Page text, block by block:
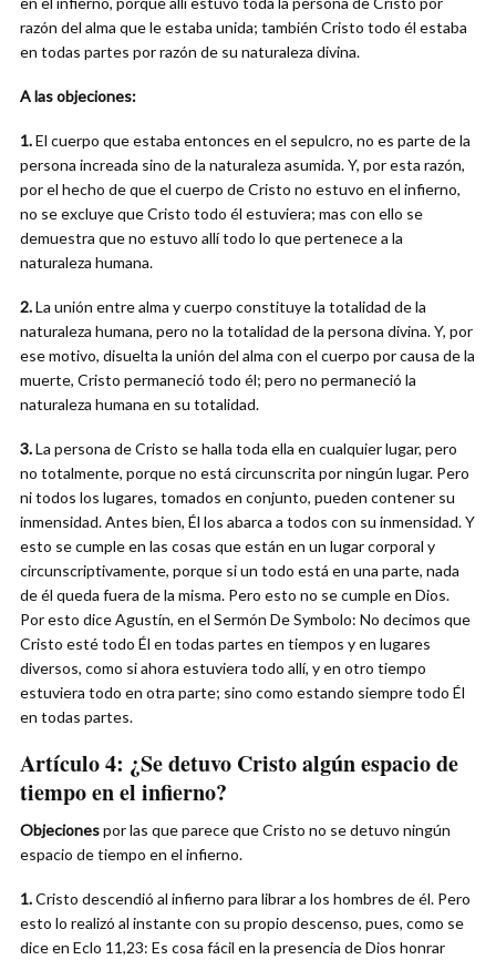
razón del alma que le estaba unida; también Cristo todo él estaba
en todas partes por razón de su naturaleza divina.
A las objeciones:
1.El cuerpo que estaba entonces en el sepulcro, no es parte de la
persona increada sino de la naturaleza asumida. Y, por esta razón,
por el hecho de que el cuerpo de Cristo no estuvo en el infierno,
no se excluye que Cristo todo él estuviera; mas con ello se
demuestra que no estuvo allí todo lo que pertenece a la
naturaleza humana.
2.La unión entre alma y cuerpo constituye la totalidad de la
naturaleza humana, pero no la totalidad de la persona divina. Y, por
ese motivo, disuelta la unión del alma con el cuerpo por causa de la
muerte, Cristo permaneció todo él; pero no permaneció la
naturaleza humana en su totalidad.
3.La persona de Cristo se halla toda ella en cualquier lugar, pero
no totalmente, porque no está circunscrita por ningún lugar. Pero
ni todos los lugares, tomados en conjunto, pueden contener su
inmensidad. Antes bien, Él los abarca a todos con su inmensidad. Y
esto se cumple en las cosas que están en un lugar corporal y
circunscriptivamente, porque si un todo está en una parte, nada
de él queda fuera de la misma. Pero esto no se cumple en Dios.
Por esto dice Agustín, en el Sermón De Symbolo: No decimos que
Cristo esté todo Él en todas partes en tiempos y en lugares
diversos, como si ahora estuviera todo allí, y en otro tiempo
estuviera todo en otra parte; sino como estando siempre todo Él
en todas partes.
Artículo 4: ¿Se detuvo Cristo algún espacio de
tiempo en el infierno?
Objecionespor las que parece que Cristo no se detuvo ningún
espacio de tiempo en el infierno.
1.Cristo descendió al infierno para librar a los hombres de él. Pero
esto lo realizó al instante con su propio descenso, pues, como se
dice en Eclo 11,23: Es cosa fácil en la presencia de Dios honrar